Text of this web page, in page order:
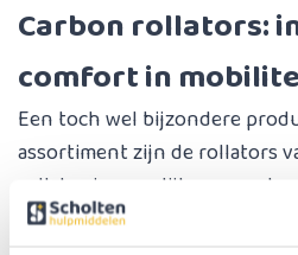
Carbon rollators:
comfort in
Een toch wel bijzondere
assortiment zijn de rollators
rollator is namelijk een
oplossing voor mensen die